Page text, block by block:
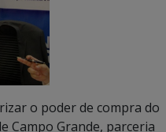
o poder de compra do
Campo Grande, parceria